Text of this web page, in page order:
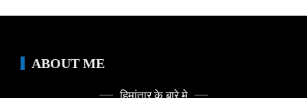
ABOUT ME